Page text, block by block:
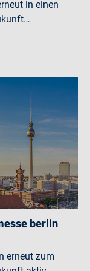
in einen
berlin
erneut zum